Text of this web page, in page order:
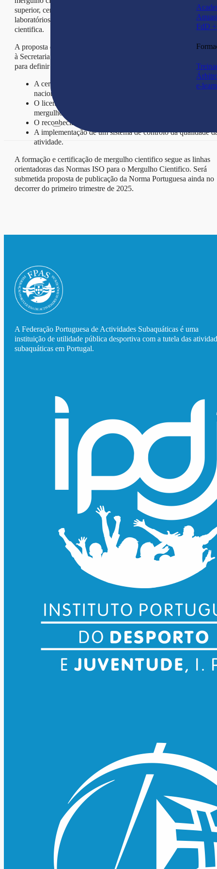
FdD
e-
superior, centro de investigação, laboratório associado, instituto ou
laboratórios do estado, fundação ou outra instituição de índole
cientifica.
A proposta de revisão da Lei nº24/2013, de 20 de Março,
à Secretaria de Estado do Desporto propõe um enquadramento
para definir as normas e os requisitos para:
A certificação de mergulhadores científicos em território
nacional.
O licenciamento e autorização para a prestação de serviços
mergulho cientifico.
O reconhecimento e controlo de sistemas de formação.
A implementação de um sistema de controlo da qualidade
atividade.
A formação e certificação de mergulho cientifico segue as linhas
orientadoras das Normas ISO para o Mergulho Cientifico. Será
submetida proposta de publicação da Norma Portuguesa ainda no
decorrer do primeiro trimestre de 2025.
A Federação Portuguesa de Actividades Subaquáticas é uma
instituição de utilidade pública desportiva com a tutela das
subaquáticas em Portugal.